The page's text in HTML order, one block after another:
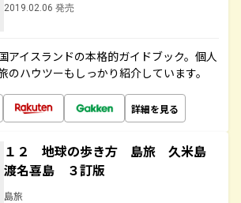
2019.02.06 発売
アイスランドの本格的ガイドブック。個人
のハウツーもしっかり紹介しています。
詳細を見る
１２ 地球の歩き方 島旅 久米島
渡名喜島 ３訂版
島旅